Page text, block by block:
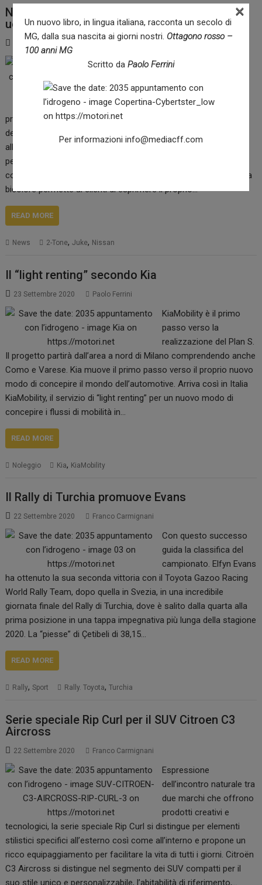
Nissan Juke 2-Tone nato dalla sinergia fra
uomo e macchina
Paolo Ferrini
Il processo di
tecniche tradizionali a
soluzioni high-tech di
precisione. Numerose combinazioni bicolore per rispondere ai
desideri di personalizzazione dei clienti. Tecnologie
all’avanguardia, porte dipinte a mano, colori: 2-Tone è pensato
per sottolineare il carattere audace di Nissan Juke. Oltre a
conferire al crossover un tratto distintivo inconfondibile, la livrea
bicolore permette ai clienti di esprimere il proprio…
READ MORE
News 2-Tone,Juke, Nissan
Il “light renting” secondo Kia
23 Settembre 2020 Paolo Ferrini
KiaMobility è il primo
passo verso la
realizzazione del Plan S.
Il progetto partirà dall’area a nord di Milano comprendendo anche
Como e Varese. Kia muove il primo passo verso il proprio nuovo
modo di concepire il mondo dell’automotive. Arriva così in Italia
KiaMobility, il servizio di “light renting” per un nuovo modo di
concepire i flussi di mobilità in…
READ MORE
Noleggio Kia, KiaMobility
Il Rally di Turchia promuove Evans
22 Settembre 2020 Franco Carmignani
Con questo successo
guida la classifica del
campionato. Elfyn Evans
ha ottenuto la sua seconda vittoria con il Toyota Gazoo Racing
World Rally Team, dopo quella in Svezia, in una incredibile
giornata finale del Rally di Turchia, dove è salito dalla quarta alla
prima posizione in una tappa impegnativa più lunga della stagione
2020. La “piesse” di Çetibeli di 38,15…
READ MORE
Rally,Sport Rally. Toyota,Turchia
Serie speciale Rip Curl per il SUV Citroen C3
Aircross
22 Settembre 2020 Franco Carmignani
Espressione
dell’incontro naturale tra
due marchi che offrono
prodotti creativi e
tecnologici, la serie speciale Rip Curl si distingue per elementi
stilistici specifici all’esterno così come all’interno e propone un
ricco equipaggiamento per facilitare la vita di tutti i giorni. Citroën
C3 Aircross si distingue nel segmento dei SUV compatti per il
suo stile unico e personalizzabile, l’abitabilità di riferimento,…
Un nuovo libro, in lingua italiana, racconta un secolo di
MG, dalla sua nascita ai giorni nostri. Ottagono rosso –
100 anni MG
Scritto da Paolo Ferrini
Per informazioni info@mediacff.com
×